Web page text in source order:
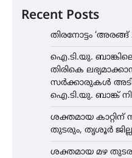
Recent Posts
തിരനോട്ടം ‘അരങ്ങ്
ഐ.ടി.യു.
തിരികെ
സർക്കാരുകൾ
ഐ.ടി.യു. ബാങ്ക്
ശക്തമായ കാറ്റിന്
തുടരും, തൃശൂർ
ശക്തമായ മഴ